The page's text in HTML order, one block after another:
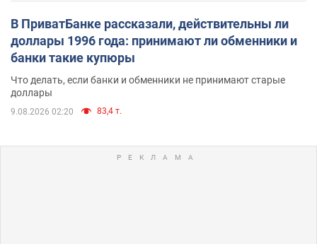
В ПриватБанке рассказали, действительны ли
доллары 1996 года: принимают ли обменники и
банки такие купюры
Что делать, если банки и обменники не принимают старые
доллары
9.08.2026 02:20 83,4 т.